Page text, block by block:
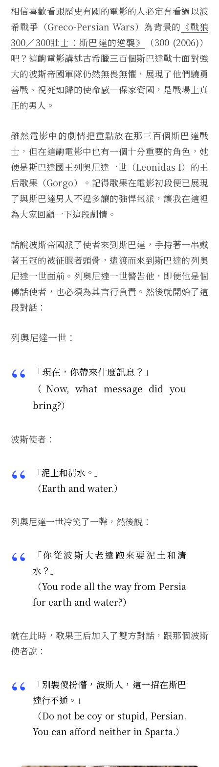
相信喜歡看跟歷史有關的電影的人必定有看過以波
希戰爭 （Greco-Persian Wars） 為背景的 《戰狼
300／300壯士：斯巴達的逆襲》
（300 (2006)）
吧？這齣電影講述古希臘三百個斯巴達戰士面對強
大的波斯帝國軍隊仍然無畏無懼，展現了他們驍勇
善戰、視死如歸的使命感—保家衛國，是戰場上真
正的男人。
雖然電影中的劇情把重點放在那三百個斯巴達戰
士，但在這齣電影中也有一個十分重要的角色，她
便是斯巴達國王列奧尼達一世（Leonidas I）的王
后歌果（Gorgo）。記得歌果在電影初段便已展現
了與斯巴達男人不遑多讓的強悍氣派，讓我在這裡
為大家回顧一下這段劇情。
話說波斯帝國派了使者來到斯巴達，手持著一串戴
著王冠的被征服者頭骨，遠渡而來到斯巴達的列奧
尼達一世面前。列奧尼達一世警告他，即便他是個
傳話使者，也必須為其言行負責。然後就開始了這
段對話：
列奧尼達一世：
「現在，你帶來什麼訊息？」
（Now, what message did you
bring?）
波斯使者：
「泥土和清水。」
（Earth and water.）
列奧尼達一世冷笑了一聲，然後說：
「你從波斯大老遠跑來要泥土和清
水？」
（You rode all the way from Persia
for earth and water?）
就在此時，歌果王后加入了雙方對話，跟那個波斯
使者說：
「別裝傻扮懵，波斯人，這一招在斯巴
達行不通。」
（Do not be coy or stupid, Persian.
You can afford neither in Sparta.）